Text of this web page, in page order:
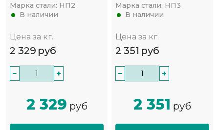
Марка стали: НП2
В наличии
Цена за кг.
2 329 руб
− +
2 329 руб
Марка стали: НП3
В наличии
Цена за кг.
2 351 руб
− +
2 351 руб